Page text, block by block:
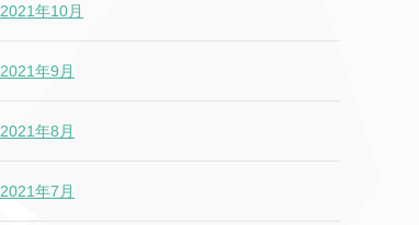
2021年10月
2021年9月
2021年8月
2021年7月